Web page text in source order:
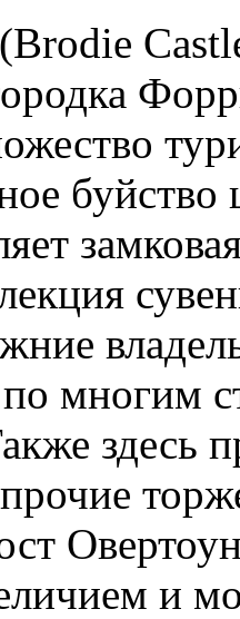
многим
здесь
и